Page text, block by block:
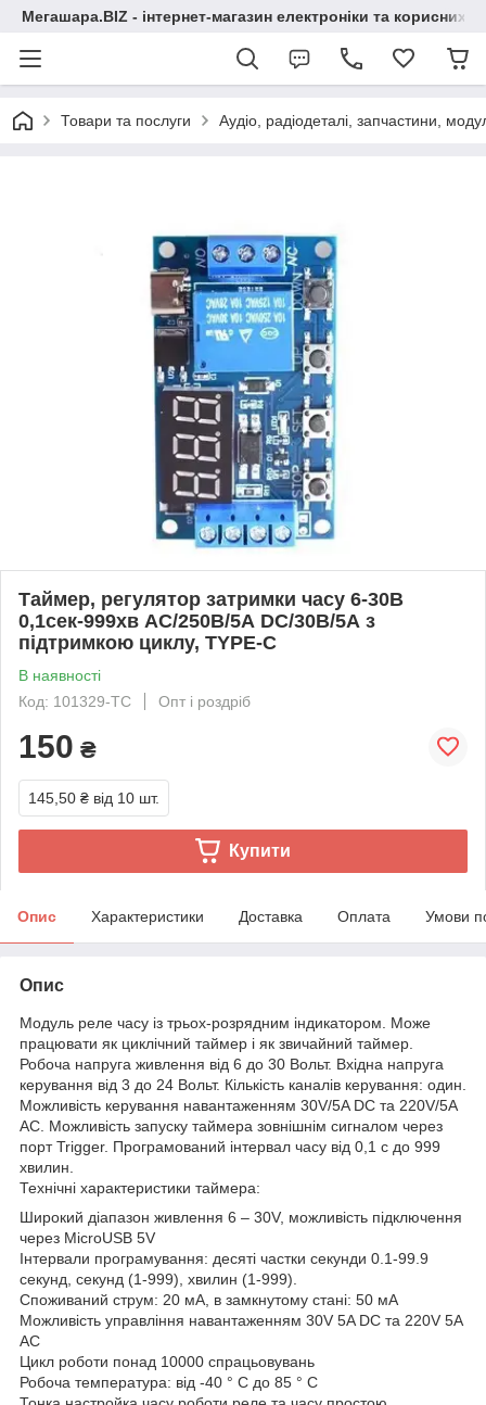
Мегашара.BIZ - інтернет-магазин електроніки та корисних
Товари та послуги Аудіо, радіодеталі, запчастини,
Таймер, регулятор затримки часу 6-30В
0,1сек-999хв AC/250В/5А DC/30В/5А з
підтримкою циклу, TYPE-C
В наявності
Код: 101329-TC
Опт і роздріб
150 ₴
145,50 ₴ від 10 шт.
Купити
Опис Характеристики Доставка Оплата Умови
Опис
Модуль реле часу із трьох-розрядним індикатором. Може
працювати як циклічний таймер і як звичайний таймер.
Робоча напруга живлення від 6 до 30 Вольт. Вхідна напруга
керування від 3 до 24 Вольт. Кількість каналів керування: один.
Можливість керування навантаженням 30V/5A DC та 220V/5A
AC. Можливість запуску таймера зовнішнім сигналом через
порт Trigger. Програмований інтервал часу від 0,1 с до 999
хвилин.
Технічні характеристики таймера:
Широкий діапазон живлення 6 – 30V, можливість підключення
через MicroUSB 5V
Інтервали програмування: десяті частки секунди 0.1-99.9
секунд, секунд (1-999), хвилин (1-999).
Споживаний струм: 20 мА, в замкнутому стані: 50 мА
Можливість управління навантаженням 30V 5A DC та 220V 5A
AC
Цикл роботи понад 10000 спрацьовувань
Робоча температура: від -40 ° C до 85 ° C